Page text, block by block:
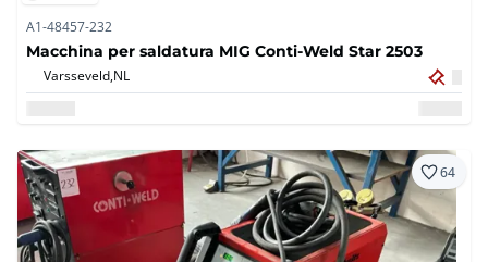
A1-48457-232
Macchina per saldatura MIG Conti-Weld Star 2503
Varsseveld,NL
64